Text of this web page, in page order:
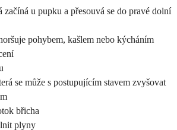
začíná u pupku a přesouvá se do pravé dolní
pohybem, kašlem nebo kýcháním
se může s postupujícím stavem zvyšovat
břicha
plyny